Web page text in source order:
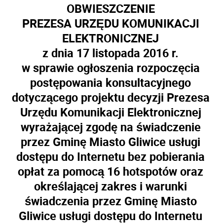
OBWIESZCZENIE
PREZESA URZĘDU KOMUNIKACJI
ELEKTRONICZNEJ
z dnia 17 listopada 2016 r.
w sprawie ogłoszenia rozpoczęcia
postępowania konsultacyjnego
dotyczącego projektu decyzji Prezesa
Urzędu Komunikacji Elektronicznej
wyrażającej zgodę na świadczenie
przez Gminę Miasto Gliwice usługi
dostępu do Internetu bez pobierania
opłat za pomocą 16 hotspotów oraz
określającej zakres i warunki
świadczenia przez Gminę Miasto
Gliwice usługi dostępu do Internetu